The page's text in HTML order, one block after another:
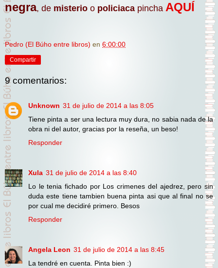
negra, de misterio o policiaca pincha AQUÍ
Pedro (El Búho entre libros) en 6:00:00
Compartir
9 comentarios:
Unknown 31 de julio de 2014 a las 8:05
Tiene pinta a ser una lectura muy dura, no sabia nada de la
obra ni del autor, gracias por la reseña, un beso!
Responder
Xula 31 de julio de 2014 a las 8:40
Lo le tenia fichado por Los crimenes del ajedrez, pero sin
duda este tiene tambien buena pinta asi que al final no se
por cual me decidiré primero. Besos
Responder
Angela Leon 31 de julio de 2014 a las 8:45
La tendré en cuenta. Pinta bien :)